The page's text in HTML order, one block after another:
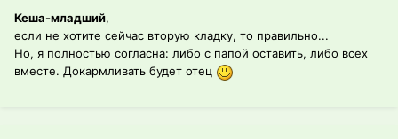
Кеша-младший,
если не хотите сейчас вторую кладку, то правильно...
Но, я полностью согласна: либо с папой оставить, либо всех
вместе. Докармливать будет отец